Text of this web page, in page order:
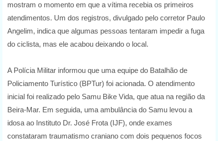
mostram o momento em que a vítima recebia os primeiros
atendimentos. Um dos registros, divulgado pelo corretor Paulo
Angelim, indica que algumas pessoas tentaram impedir a fuga
do ciclista, mas ele acabou deixando o local.
A Polícia Militar informou que uma equipe do Batalhão de
Policiamento Turístico (BPTur) foi acionada. O atendimento
inicial foi realizado pelo Samu Bike Vida, que atua na região da
Beira-Mar. Em seguida, uma ambulância do Samu levou a
idosa ao Instituto Dr. José Frota (IJF), onde exames
constataram traumatismo craniano com dois pequenos focos